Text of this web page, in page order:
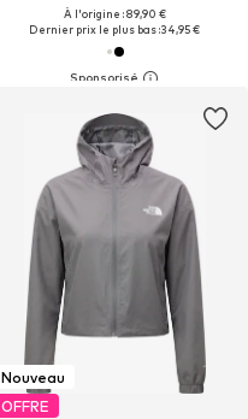
À l'origine : 89,90 €
Dernier prix le plus bas :34,95 €
Nouveau
OFFRE